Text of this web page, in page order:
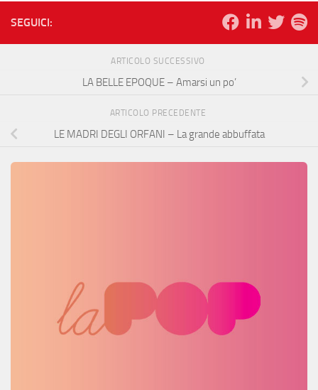
SEGUICI:
ARTICOLO SUCCESSIVO
LA BELLE EPOQUE – Amarsi un po’
ARTICOLO PRECEDENTE
LE MADRI DEGLI ORFANI – La grande abbuffata